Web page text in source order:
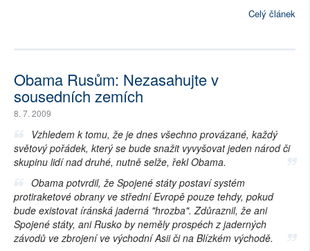
Celý článek
Obama Rusům: Nezasahujte v
sousedních zemích
8. 7. 2009
Vzhledem k tomu, že je dnes všechno provázané, každý
světový pořádek, který se bude snažit vyvyšovat jeden národ či
skupinu lidí nad druhé, nutně selže, řekl Obama.
Obama potvrdil, že Spojené státy postaví systém
protiraketové obrany ve střední Evropě pouze tehdy, pokud
bude existovat íránská jaderná "hrozba". Zdůraznil, že ani
Spojené státy, ani Rusko by neměly prospéch z jaderných
závodů ve zbrojení ve východní Asii či na Blízkém východě.